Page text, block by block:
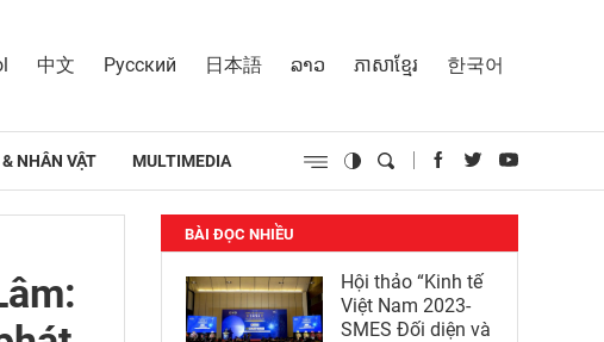
中文 Русский 日本語 ລາວ ភាសាខ្មែរ 한국어
NHÂN VẬT MULTIMEDIA
BÀI ĐỌC NHIỀU
Hội thảo “Kinh tế
Việt Nam 2023-
SMES Đối diện và